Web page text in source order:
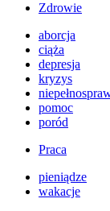
Zdrowie
aborcja
ciąża
depresja
kryzys
pomoc
poród
Praca
pieniądze
wakacje